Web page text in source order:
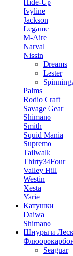
Hide-Up
Ivyline
Jackson
Legame
M-Aire
Narval
Nissin
Dreams
Lester
Palms
Rodio Craft
Savage Gear
Shimano
Smith
Squid Mania
Supremo
Tailwalk
Thirty34Four
Valley Hill
Westin
Xesta
Yarie
Катушки
Daiwa
Shimano
Шнуры и
Seaguar